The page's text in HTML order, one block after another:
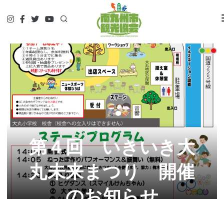
観て
遊んで
食べて
泊まって
やってみる
調べる
ガイド予約▷
予約・問合せ・パンフ
交通関連
第４回 いきいき大
丸未来まつり 開催